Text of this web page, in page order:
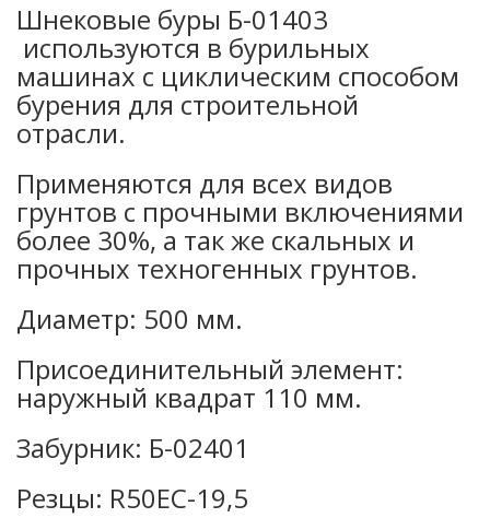
Шнековые буры Б-01403
используются в бурильных
машинах с циклическим способом
бурения для строительной
отрасли.
Применяются для всех видов
грунтов с прочными включениями
более 30%, а так же скальных и
прочных техногенных грунтов.
Диаметр: 500 мм.
Присоединительный элемент:
наружный квадрат 110 мм.
Забурник: Б-02401
Резцы: R50EC-19,5